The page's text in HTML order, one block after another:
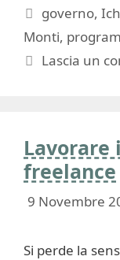
Tag
governo,
Monti,
Lascia un
Lavorare
freelance
9 Novembre
Si perde la